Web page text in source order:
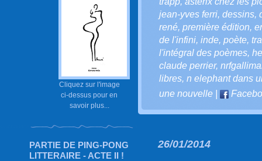
Cliquez sur l'image
ci-dessus pour en
savoir plus...
PARTIE DE PING-PONG
LITTERAIRE - ACTE II !
jean-yves ferri, dessins,
rené, première édition,
de l'infini, inde, poète,
l'intégral des poèmes,
claude perrier,
libres, n elephant dans
une nouvelle
26/01/2014